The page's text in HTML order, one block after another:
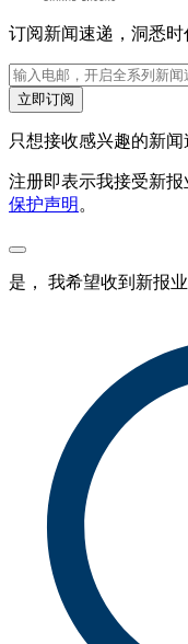
订阅新闻速递，洞悉时
立即订阅
只想接收感兴趣的新闻
注册即表示我接受新
保护声明 。
是， 我希望收到新报